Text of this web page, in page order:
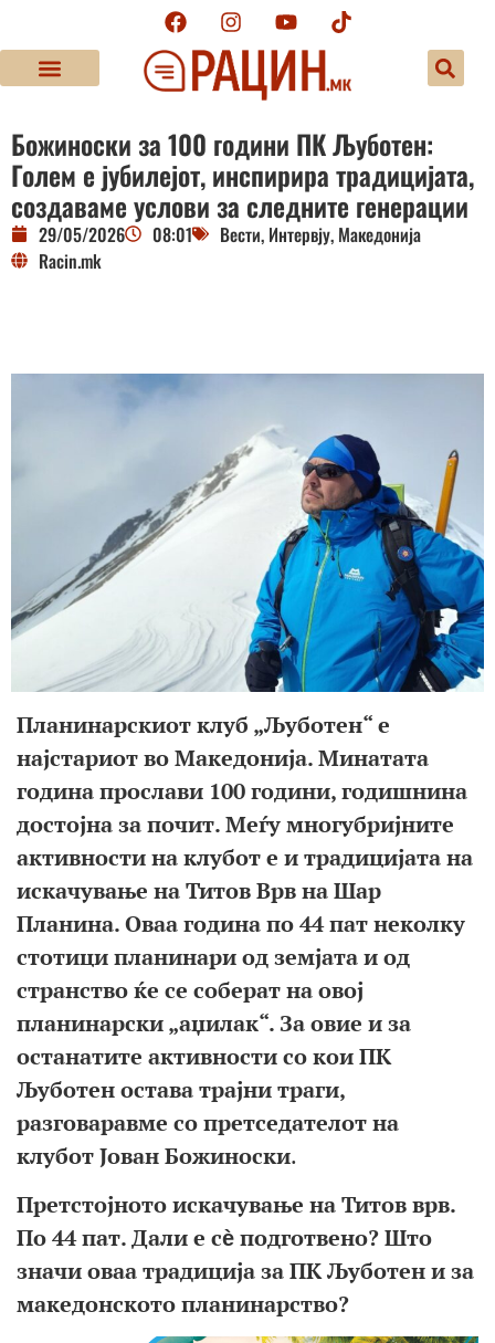
Божиноски за 100 години ПК Љуботен:
Голем е јубилејот, инспирира традицијата,
создаваме услови за следните генерации
29/05/2026 08:01 Вести, Интервју, Македонија
Racin.mk
Планинарскиот клуб „Љуботен“ е
најстариот во Македонија. Минатата
година прослави 100 години, годишнина
достојна за почит. Меѓу многубријните
активности на клубот е и традицијата на
искачување на Титов Врв на Шар
Планина. Оваа година по 44 пат неколку
стотици планинари од земјата и од
странство ќе се соберат на овој
планинарски „аџилак“. За овие и за
останатите активности со кои ПК
Љуботен остава трајни траги,
разговаравме со претседателот на
клубот Јован Божиноски.
Претстојното искачување на Титов врв.
По 44 пат. Дали е сѐ подготвено? Што
значи оваа традиција за ПК Љуботен и за
македонското планинарство?